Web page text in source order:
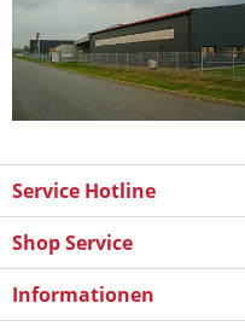
Service Hotline
Shop Service
Informationen